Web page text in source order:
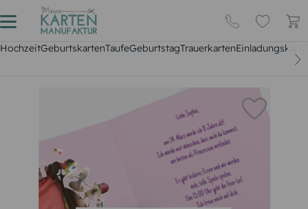
HochzeitGeburtskartenTaufeGeburtstagTrauerkarten